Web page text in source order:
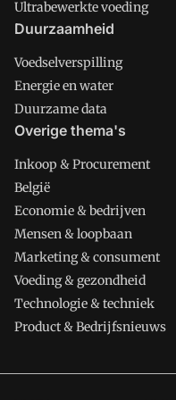
Ultrabewerkte voeding
Duurzaamheid
Voedselverspilling
Energie en water
Duurzame data
Overige thema's
Inkoop & Procurement
België
Economie & bedrijven
Mensen & loopbaan
Marketing & consument
Voeding & gezondheid
Technologie & techniek
Product & Bedrijfsnieuws